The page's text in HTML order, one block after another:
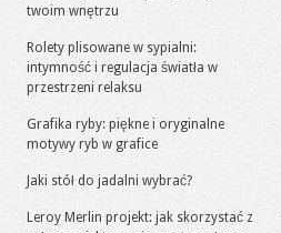
twoim wnętrzu
Rolety plisowane w sypialni:
intymność i regulacja światła w
przestrzeni relaksu
Grafika ryby: piękne i oryginalne
motywy ryb w grafice
Jaki stół do jadalni wybrać?
Leroy Merlin projekt: jak skorzystać z